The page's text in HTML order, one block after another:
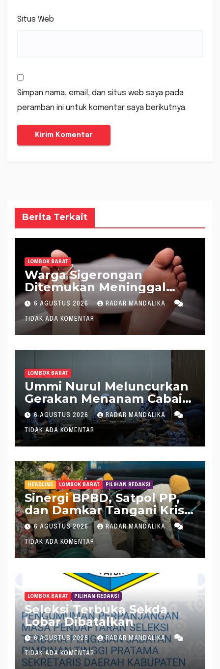
Situs Web
Simpan nama, email, dan situs web saya pada
peramban ini untuk komentar saya berikutnya.
Berita Terkait
LOMBOK BARAT
Warga Sigerongan
Ditemukan Meninggal
saat Setrum Ikan di
Sungai
6 AGUSTUS 2026 RADAR MANDALIKA
TIDAK ADA KOMENTAR
LOMBOK BARAT
Ummi Nurul Meluncurkan
Gerakan Menanam Cabai
Tangani Inflasi
6 AGUSTUS 2026 RADAR MANDALIKA
TIDAK ADA KOMENTAR
HEADLINE LOMBOK BARAT PILIHAN REDAKSI
Sinergi BPBD, Satpol PP,
dan Damkar Tangani Krisis
Air Bersih di Lobar
6 AGUSTUS 2026 RADAR MANDALIKA
TIDAK ADA KOMENTAR
LOMBOK BARAT PILIHAN REDAKSI
Seleksi Terbuka Sekda
Lobar Dibatalkan
6 AGUSTUS 2026 RADAR MANDALIKA
TIDAK ADA KOMENTAR